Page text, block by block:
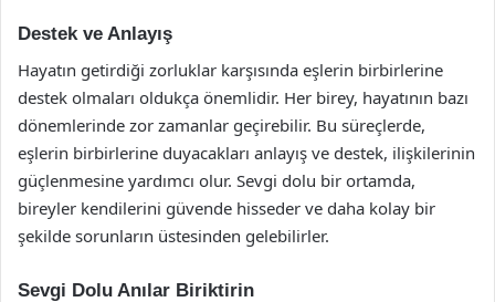
Destek ve Anlayış
Hayatın getirdiği zorluklar karşısında eşlerin birbirlerine
destek olmaları oldukça önemlidir. Her birey, hayatının bazı
dönemlerinde zor zamanlar geçirebilir. Bu süreçlerde,
eşlerin birbirlerine duyacakları anlayış ve destek, ilişkilerinin
güçlenmesine yardımcı olur. Sevgi dolu bir ortamda,
bireyler kendilerini güvende hisseder ve daha kolay bir
şekilde sorunların üstesinden gelebilirler.
Sevgi Dolu Anılar Biriktirin